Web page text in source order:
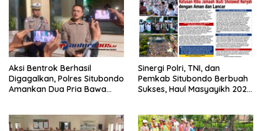
Aksi Bentrok Berhasil
Digagalkan, Polres Situbondo
Amankan Dua Pria Bawa
Sinergi Polri, TNI, dan
Pemkab Situbondo Berbuah
Sukses, Haul Masyayikh 2026
Jamaah